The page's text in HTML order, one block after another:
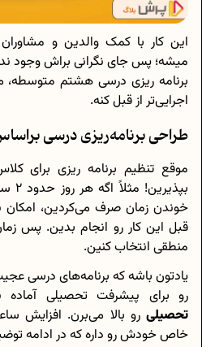
این کار با کمک والدین و
میشه؛ پس جای نگرانی براش وجود
برنامه ریزی درسی هشتم متوسطه،
اجرایی‌تر از قبل کنه.
طراحی برنامه‌ریزی درسی
موقع تنظیم برنامه ریزی برای
خوندن زمان صرف می‌کردین، امکان
قبل این کار رو انجام بدین. پس
منطقی انتخاب کنین.
یادتون باشه که برنامه‌های درسی
رو برای پیشرفت تحصیلی آماده
تحصیلی رو بالا می‌برن. افزایش
خاص خودش رو داره که در ادامه